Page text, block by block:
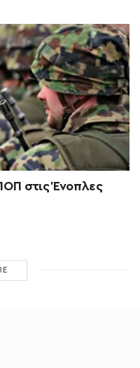
στις Ένοπλες